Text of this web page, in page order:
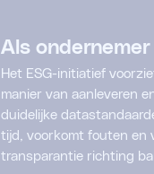
Als ondernemer
Het ESG-initiatief
manier van aanleveren
duidelijke
tijd, voorkomt fouten en
transparantie richting